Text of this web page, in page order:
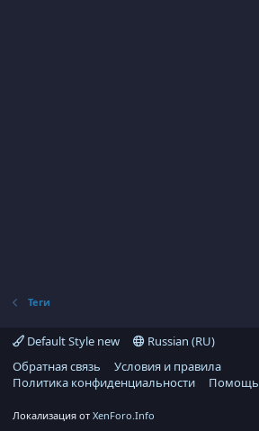
Теги
Default Style new
Russian (RU)
Обратная связь
Условия и правила
Политика конфиденциальности
Помощь
Локализация от XenForo.Info